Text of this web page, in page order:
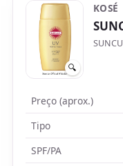
🔍
KOSÉ
Preço (aprox.)
Tipo
SPF/PA